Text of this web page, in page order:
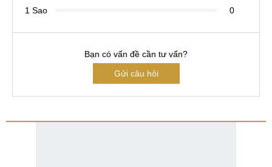
1 Sao
0
Bạn có vấn đề cần tư vấn?
Gửi câu hỏi